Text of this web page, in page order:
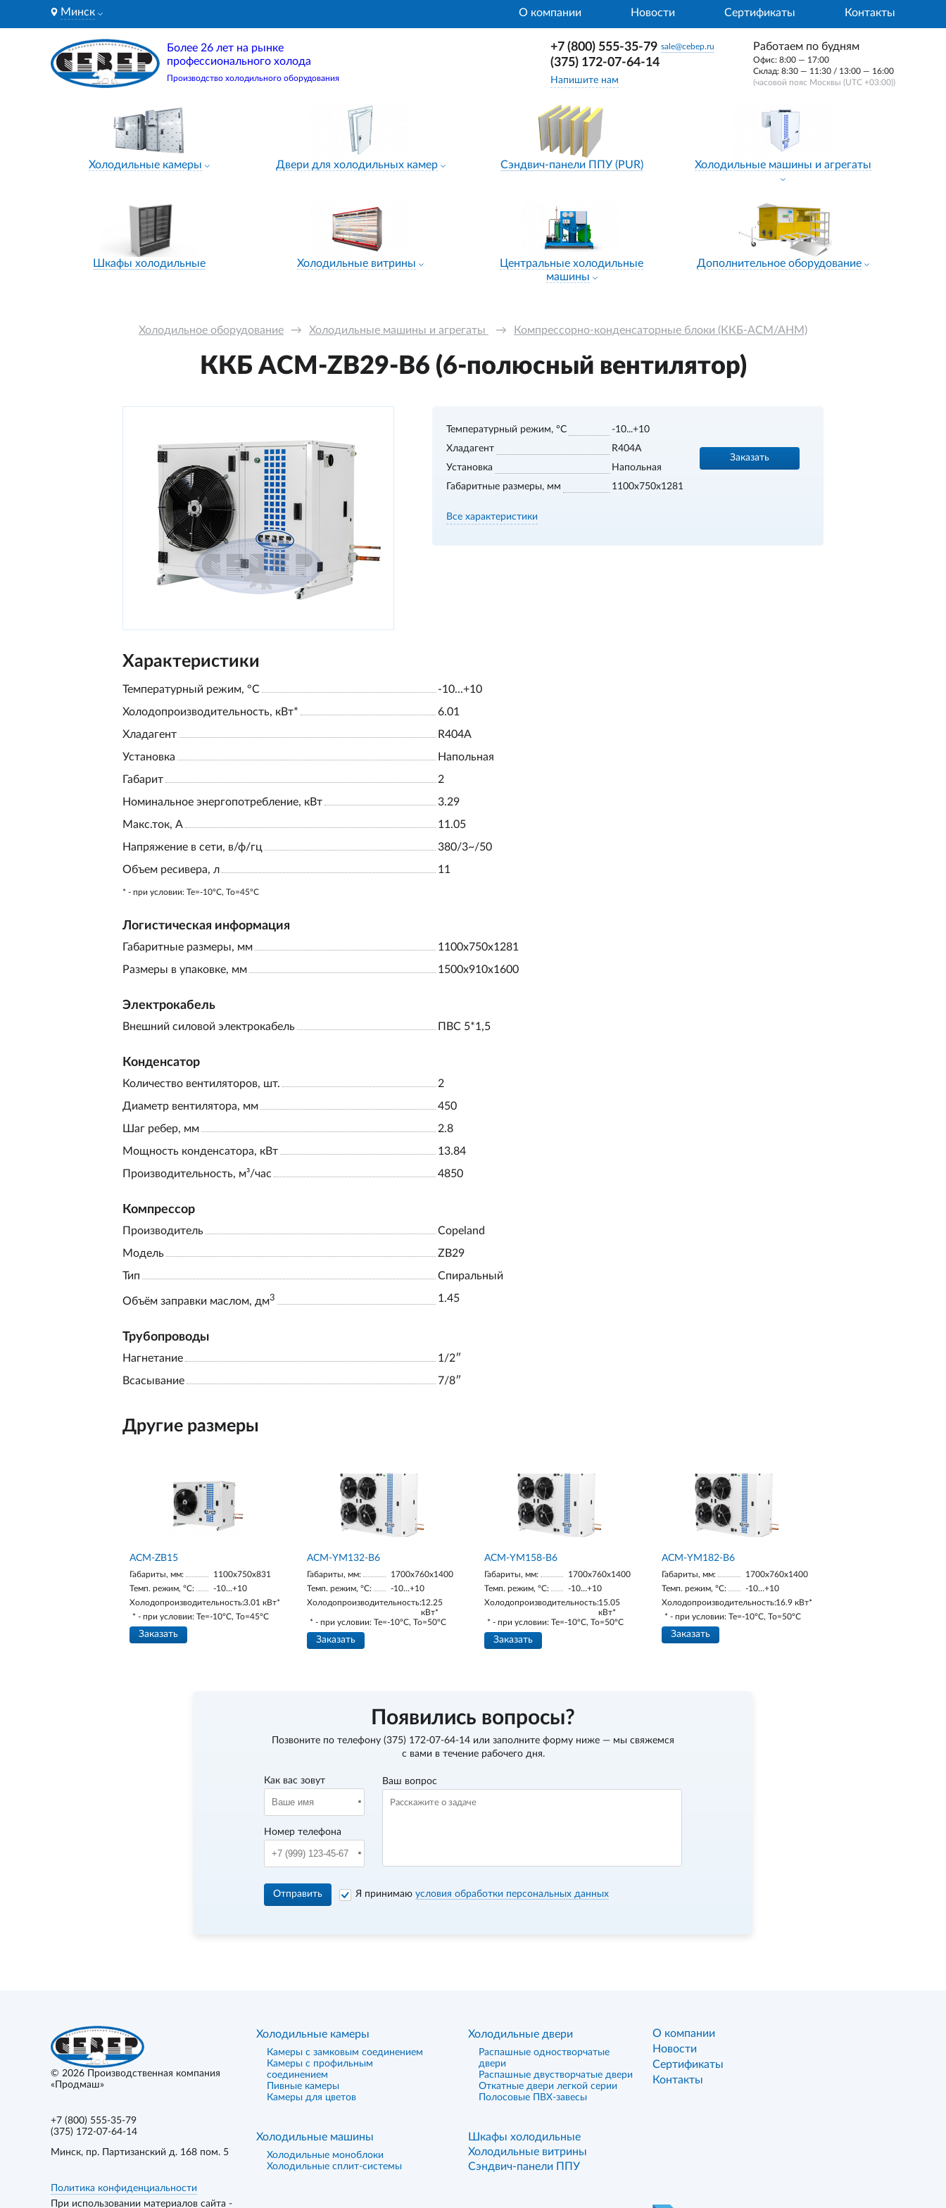
Минск О компании Новости Сертификаты Контакты
Более 26 лет на рынке
профессионального холода
Производство холодильного оборудования
+7 (800) 555-35-79 sale@cebep.ru
(375) 172-07-64-14
Напишите нам
Работаем по будням
Офис: 8:00 — 17:00
Склад: 8:30 — 11:30 / 13:00 — 16:00
(часовой пояс Москвы (UTC +03:00))
Холодильные камеры Двери для холодильных камер Сэндвич-панели ППУ (PUR) Холодильные машины и агрегаты
Шкафы холодильные Холодильные витрины
Центральные холодильные
машины
Дополнительное оборудование
Холодильное оборудование → Холодильные машины и агрегаты → Компрессорно-конденсаторные блоки (ККБ-АСМ/АНМ)
ККБ ACM-ZB29-В6 (6-полюсный вентилятор)
Температурный режим, °С
-10...+10
Хладагент
R404A
Установка
Напольная
Габаритные размеры, мм
1100х750х1281
Заказать
Все характеристики
Характеристики
Температурный режим, °С
-10...+10
Холодопроизводительность, кВт*
6.01
Хладагент
R404A
Установка
Напольная
Габарит
2
Номинальное энергопотребление, кВт
3.29
Макс.ток, А
11.05
Напряжение в сети, в/ф/гц
380/3~/50
Объем ресивера, л
11
* - при условии: Te=-10ºC, To=45ºC
Логистическая информация
Габаритные размеры, мм
1100х750х1281
Размеры в упаковке, мм
1500х910х1600
Электрокабель
Внешний силовой электрокабель ПВС 5*1,5
Конденсатор
Количество вентиляторов, шт.
2
Диаметр вентилятора, мм
450
Шаг ребер, мм
2.8
Мощность конденсатора, кВт
13.84
Производительность, м³/час
4850
Компрессор
Производитель
Copeland
Модель
ZB29
Тип
Спиральный
Объём заправки маслом, дм3 1.45
Трубопроводы
Нагнетание
1/2ʺ
Всасывание
7/8ʺ
Другие размеры
ACM-ZB15
Габариты, мм:
1100х750х831
Темп. режим, °С:
-10…+10
Холодопроизводительность:3.01 кВт*
* - при условии: Te=-10ºC, To=45ºC
Заказать
АСМ-YM132-В6
Габариты, мм:
1700х760х1400
Темп. режим, °С:
-10…+10
Холодопроизводительность:12.25
кВт*
* - при условии: Te=-10ºC, To=50ºC
Заказать
АСМ-YM158-В6
Габариты, мм:
1700х760х1400
Темп. режим, °С:
-10…+10
Холодопроизводительность:15.05
кВт*
* - при условии: Te=-10ºC, To=50ºC
Заказать
АСМ-YM182-В6
Габариты, мм:
1700х760х1400
Темп. режим, °С:
-10…+10
Холодопроизводительность:16.9 кВт*
* - при условии: Te=-10ºC, To=50ºC
Заказать
Появились вопросы?
Позвоните по телефону (375) 172-07-64-14 или заполните форму ниже — мы свяжемся
с вами в течение рабочего дня.
Как вас зовут
Номер телефона
Ваш вопрос
Отправить Я принимаю условия обработки персональных данных
© 2026
Производственная компания
«Продмаш»
+7 (800) 555-35-79
(375) 172-07-64-14
Минск, пр. Партизанский д. 168 пом. 5
Политика конфиденциальности
При использовании материалов сайта -
Холодильные камеры
Камеры с замковым соединением
Камеры с профильным
соединением
Пивные камеры
Камеры для цветов
Холодильные двери
Распашные одностворчатые
двери
Распашные двустворчатые двери
Откатные двери легкой серии
Полосовые ПВХ-завесы
Холодильные машины
Холодильные моноблоки
Холодильные сплит-системы
Шкафы холодильные
Холодильные витрины
Сэндвич-панели ППУ
О компании
Новости
Сертификаты
Контакты